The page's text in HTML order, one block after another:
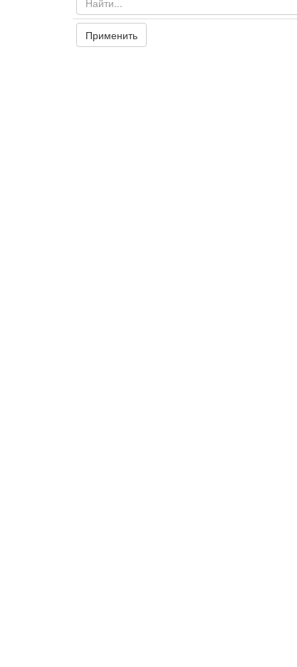
Применить